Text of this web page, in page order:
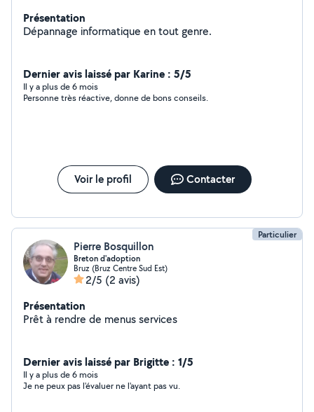
Présentation
Dépannage informatique en tout genre.
Dernier avis laissé par Karine : 5/5
Il y a plus de 6 mois
Personne très réactive, donne de bons conseils.
Voir le profil Contacter
Particulier
Pierre Bosquillon
Breton d'adoption
Bruz (Bruz Centre Sud Est)
2/5 (2 avis)
Présentation
Prêt à rendre de menus services
Dernier avis laissé par Brigitte : 1/5
Il y a plus de 6 mois
Je ne peux pas l'évaluer ne l'ayant pas vu.